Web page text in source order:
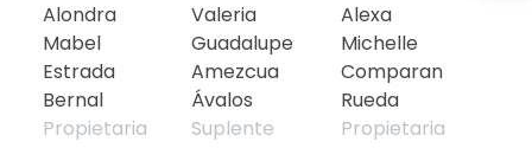
Alondra
Mabel
Estrada
Bernal
Propietaria
Valeria
Guadalupe
Amezcua
Ávalos
Suplente
Alexa
Michelle
Comparan
Rueda
Propietaria